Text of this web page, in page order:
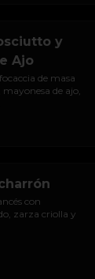
y
Ajo
de masa
de ajo,
con
zarza criolla y